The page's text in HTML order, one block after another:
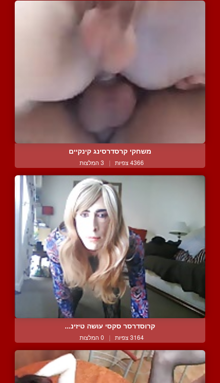
משחקי קרסדרסינג קינקיים
4366 צפיות | 3 המלצות
קרוסדרסר סקסי עושה טיזינ...
3164 צפיות | 0 המלצות